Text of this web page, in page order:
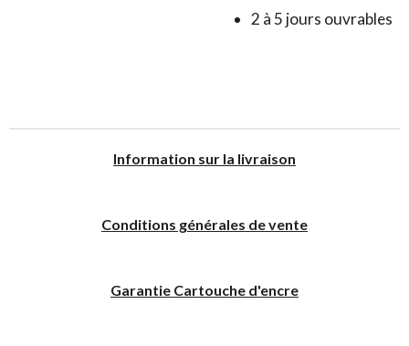
2 à 5 jours ouvrables
Information sur la livraison
Conditions générales de vente
Garantie Cartouche d'encre